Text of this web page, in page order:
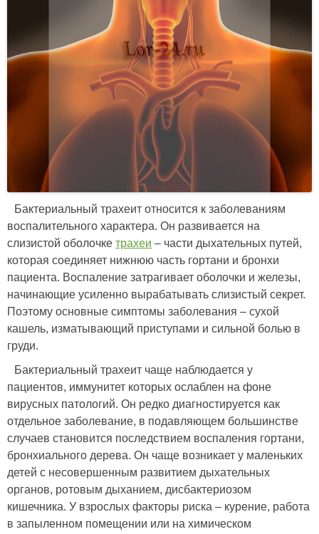
Бактериальный трахеит относится к заболеваниям
воспалительного характера. Он развивается на
слизистой оболочке трахеи – части дыхательных путей,
которая соединяет нижнюю часть гортани и бронхи
пациента. Воспаление затрагивает оболочки и железы,
начинающие усиленно вырабатывать слизистый секрет.
Поэтому основные симптомы заболевания – сухой
кашель, изматывающий приступами и сильной болью в
груди.
Бактериальный трахеит чаще наблюдается у
пациентов, иммунитет которых ослаблен на фоне
вирусных патологий. Он редко диагностируется как
отдельное заболевание, в подавляющем большинстве
случаев становится последствием воспаления гортани,
бронхиального дерева. Он чаще возникает у маленьких
детей с несовершенным развитием дыхательных
органов, ротовым дыханием, дисбактериозом
кишечника. У взрослых факторы риска – курение, работа
в запыленном помещении или на химическом